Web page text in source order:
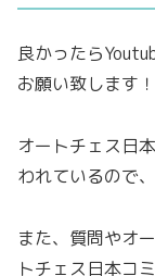
良かったら
お願い致します！
オートチェス日
われているので
また、質問やオ
トチェス日本コ